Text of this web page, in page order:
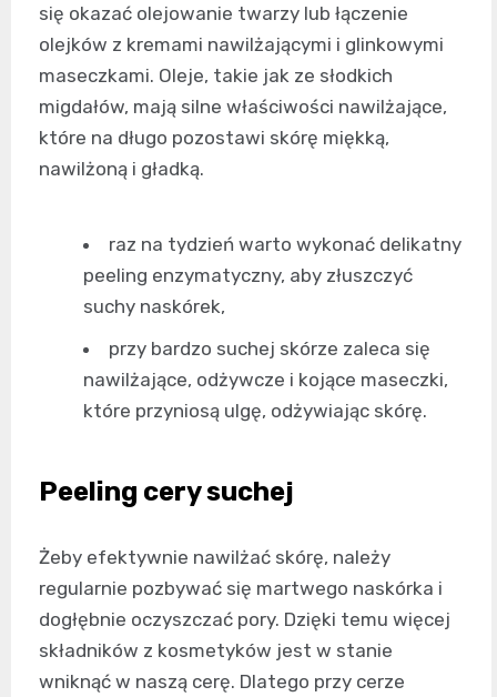
się okazać olejowanie twarzy lub łączenie
olejków z kremami nawilżającymi i glinkowymi
maseczkami. Oleje, takie jak ze słodkich
migdałów, mają silne właściwości nawilżające,
które na długo pozostawi skórę miękką,
nawilżoną i gładką.
raz na tydzień warto wykonać delikatny
peeling enzymatyczny, aby złuszczyć
suchy naskórek,
przy bardzo suchej skórze zaleca się
nawilżające, odżywcze i kojące maseczki,
które przyniosą ulgę, odżywiając skórę.
Peeling cery suchej
Żeby efektywnie nawilżać skórę, należy
regularnie pozbywać się martwego naskórka i
dogłębnie oczyszczać pory. Dzięki temu więcej
składników z kosmetyków jest w stanie
wniknąć w naszą cerę. Dlatego przy cerze